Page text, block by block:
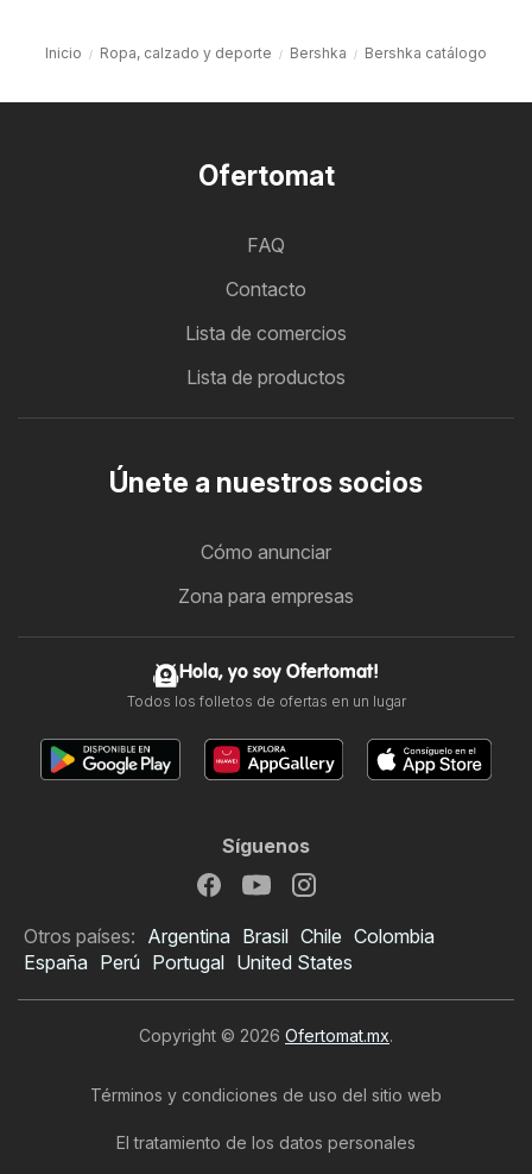
Folleto de Bershka
Inicio Ropa, calzado y deporte Bershka Bershka catálogo
Ofertomat
FAQ
Contacto
Lista de comercios
Lista de productos
Únete a nuestros socios
Cómo anunciar
Zona para empresas
Hola, yo soy Ofertomat!
Todos los folletos de ofertas en un lugar
Síguenos
Otros países: Argentina Brasil Chile Colombia
España Perú Portugal United States
Copyright © 2026 Ofertomat.mx.
Términos y condiciones de uso del sitio web
El tratamiento de los datos personales